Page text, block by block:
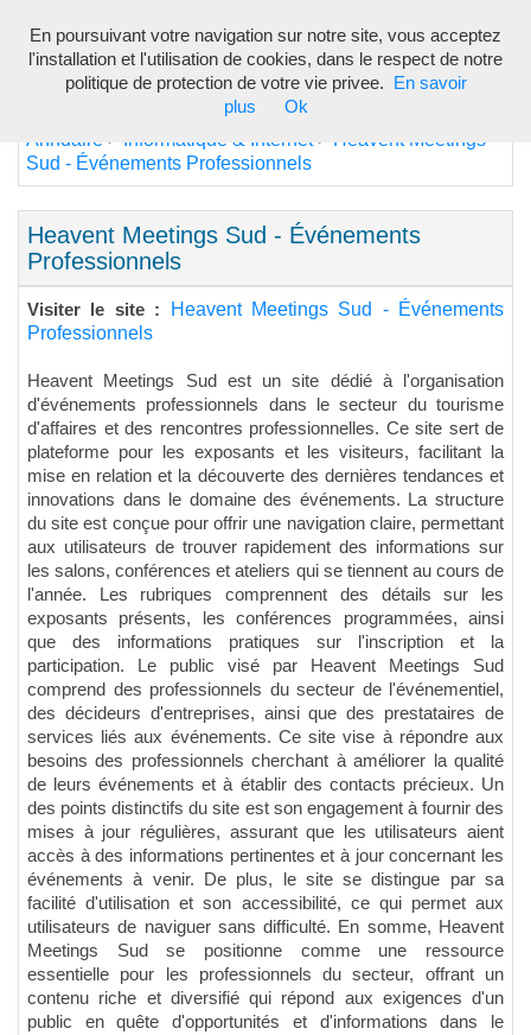
Annuaire > Informatique & Internet> Heavent Meetings
Sud - Événements Professionnels
Heavent Meetings Sud - Événements
Professionnels
Visiter le site :
Heavent Meetings Sud - Événements
Professionnels
Heavent Meetings Sud est un site dédié à l'organisation
d'événements professionnels dans le secteur du tourisme
d'affaires et des rencontres professionnelles. Ce site sert de
plateforme pour les exposants et les visiteurs, facilitant la
mise en relation et la découverte des dernières tendances et
innovations dans le domaine des événements. La structure
du site est conçue pour offrir une navigation claire, permettant
aux utilisateurs de trouver rapidement des informations sur
les salons, conférences et ateliers qui se tiennent au cours de
l'année. Les rubriques comprennent des détails sur les
exposants présents, les conférences programmées, ainsi
que des informations pratiques sur l'inscription et la
participation. Le public visé par Heavent Meetings Sud
comprend des professionnels du secteur de l'événementiel,
des décideurs d'entreprises, ainsi que des prestataires de
services liés aux événements. Ce site vise à répondre aux
besoins des professionnels cherchant à améliorer la qualité
de leurs événements et à établir des contacts précieux. Un
des points distinctifs du site est son engagement à fournir des
mises à jour régulières, assurant que les utilisateurs aient
accès à des informations pertinentes et à jour concernant les
événements à venir. De plus, le site se distingue par sa
facilité d'utilisation et son accessibilité, ce qui permet aux
utilisateurs de naviguer sans difficulté. En somme, Heavent
Meetings Sud se positionne comme une ressource
essentielle pour les professionnels du secteur, offrant un
contenu riche et diversifié qui répond aux exigences d'un
public en quête d'opportunités et d'informations dans le
En poursuivant votre navigation sur notre site, vous acceptez
l'installation et l'utilisation de cookies, dans le respect de notre
politique de protection de votre vie privee.
En savoir
plus
Ok